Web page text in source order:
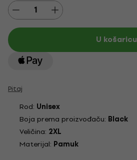
U košaricu
Pitaj
Rod: Unisex
Boja prema proizvođaču: Black
Veličina: 2XL
Materijal: Pamuk